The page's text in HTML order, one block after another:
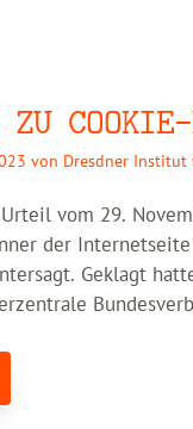
ZU COOKIE-
von Dresdner Institut
vom 29.
der
Geklagt